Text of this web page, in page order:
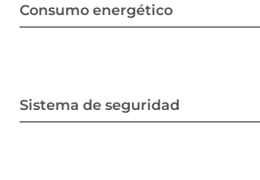
Consumo energético
Sistema de seguridad